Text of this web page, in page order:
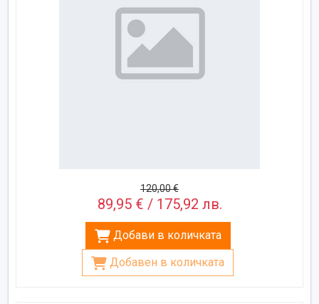
120,00 €
89,95 € / 175,92 лв.
Добави в количката
Добавен в количката